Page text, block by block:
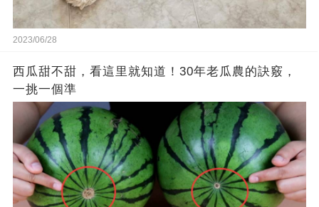
2023/06/28
西瓜甜不甜，看這里就知道！30年老瓜農的訣竅，
一挑一個準